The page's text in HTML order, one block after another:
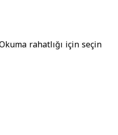
rahatlığı için seçin